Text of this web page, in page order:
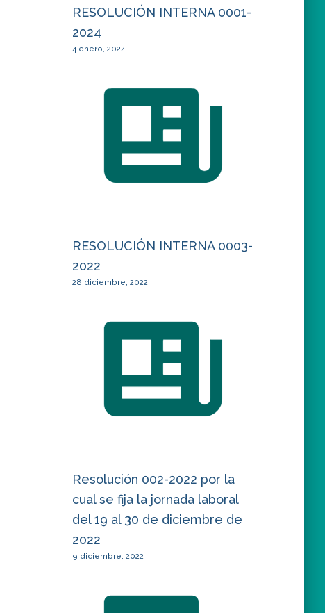
RESOLUCIÓN INTERNA 0001-
2024
4 enero, 2024
RESOLUCIÓN INTERNA 0003-
2022
28 diciembre, 2022
Resolución 002-2022 por la
cual se fija la jornada laboral
del 19 al 30 de diciembre de
2022
9 diciembre, 2022